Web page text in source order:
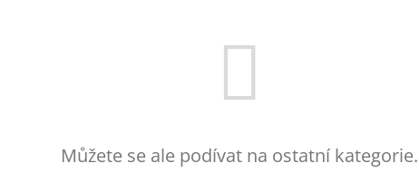
Můžete se ale podívat na ostatní kategorie.